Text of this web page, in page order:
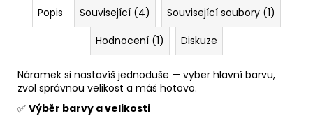
Popis Související (4)
Související soubory (1)
Hodnocení (1)
Diskuze
Náramek si nastavíš jednoduše — vyber hlavní barvu,
zvol správnou velikost a máš hotovo.
✅ Výběr barvy a velikosti